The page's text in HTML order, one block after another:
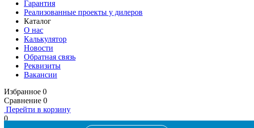
Гарантия
Реализованные проекты у дилеров
Каталог
О нас
Калькулятор
Новости
Обратная связь
Реквизиты
Вакансии
Избранное 0
Сравнение 0
Перейти в корзину
0